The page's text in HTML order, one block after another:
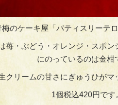
のケーキ屋「パティスリーテ
苺・ぶどう・オレンジ・スポ
にのっているのは金柑
クリームの甘さにぎゅうひがマ
1個税込420円です